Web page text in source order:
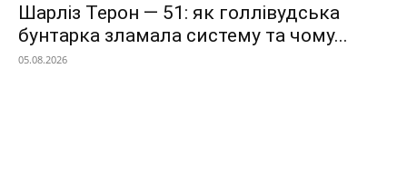
Шарліз Терон — 51: як голлівудська
бунтарка зламала систему та чому...
05.08.2026